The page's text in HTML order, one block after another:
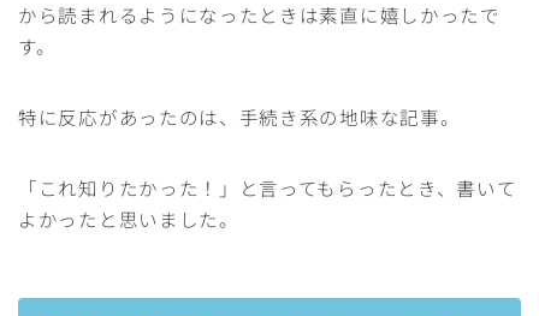
から読まれるようになったときは素直に嬉しかったで
す。
特に反応があったのは、手続き系の地味な記事。
「これ知りたかった！」と言ってもらったとき、書いて
よかったと思いました。